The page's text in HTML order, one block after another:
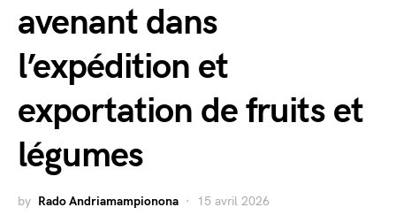
avenant dans
l’expédition et
exportation de fruits et
légumes
by Rado Andriamampionona 15 avril 2026